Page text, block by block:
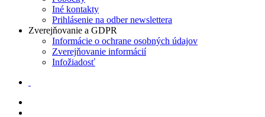
Iné kontakty
Prihlásenie na odber newslettera
Zverejňovanie a GDPR
Informácie o ochrane osobných údajov
Zverejňovanie informácií
Infožiadosť